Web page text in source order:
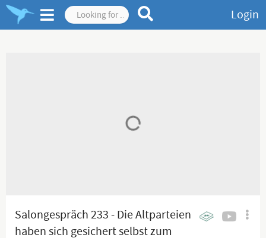
Login
Salongespräch 233 - Die Altparteien
haben sich gesichert selbst zum